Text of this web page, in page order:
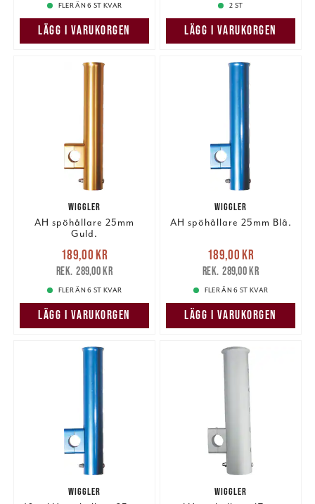
FLER ÄN 6 ST KVAR
LÄGG I VARUKORGEN
2 ST
LÄGG I VARUKORGEN
WIGGLER
AH spöhållare 25mm
Guld.
Nuvarande pris
189,00 krTidigare pris
289,00 kr
189,00 kr
289,00 kr
FLER ÄN 6 ST KVAR
LÄGG I VARUKORGEN
WIGGLER
AH spöhållare 25mm Blå.
Nuvarande pris
189,00 krTidigare pris
289,00 kr
189,00 kr
289,00 kr
FLER ÄN 6 ST KVAR
LÄGG I VARUKORGEN
WIGGLER WIGGLER